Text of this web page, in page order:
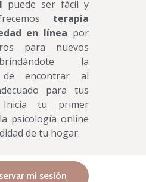
puede ser fácil y
terapia
en línea por
para nuevos
la
de encontrar al
para tus
Inicia tu primer
psicología online
de tu hogar.
mi sesión